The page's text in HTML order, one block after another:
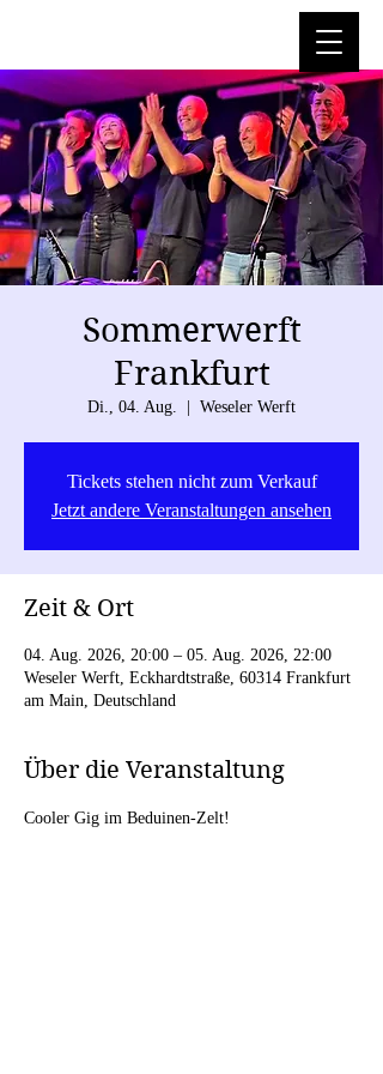
Sommerwerft
Frankfurt
Di., 04. Aug. Weseler Werft
Tickets stehen nicht zum Verkauf
Jetzt andere Veranstaltungen ansehen
Zeit & Ort
04. Aug. 2026, 20:00 – 05. Aug. 2026, 22:00
Weseler Werft, Eckhardtstraße, 60314 Frankfurt
am Main, Deutschland
Über die Veranstaltung
Cooler Gig im Beduinen-Zelt!